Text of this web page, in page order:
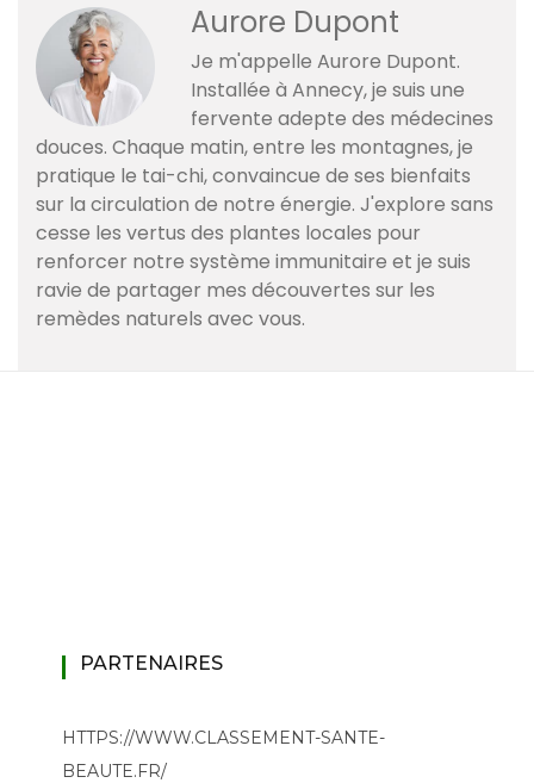
Aurore Dupont
Je m'appelle Aurore Dupont.
Installée à Annecy, je suis une
fervente adepte des médecines
douces. Chaque matin, entre les montagnes, je
pratique le tai-chi, convaincue de ses bienfaits
sur la circulation de notre énergie. J'explore sans
cesse les vertus des plantes locales pour
renforcer notre système immunitaire et je suis
ravie de partager mes découvertes sur les
remèdes naturels avec vous.
PARTENAIRES
HTTPS://WWW.CLASSEMENT-SANTE-
BEAUTE.FR/